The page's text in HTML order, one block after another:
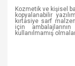
Kozmetik ve kişisel
kopyalanabilir
kırtasiye sarf
için
kullanılmamış